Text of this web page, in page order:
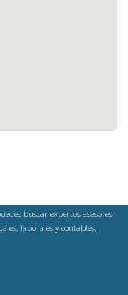
buscar expertos asesores
laborales y contables.